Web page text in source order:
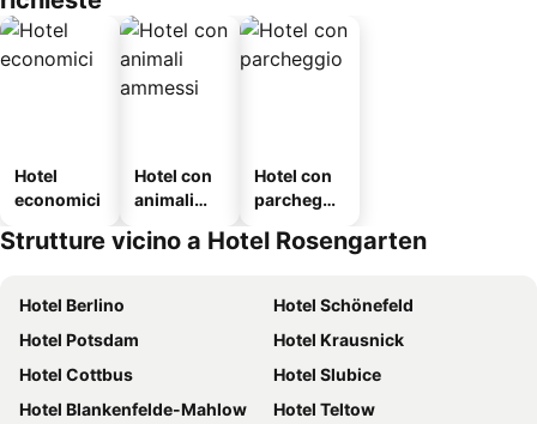
Hotel
economici
Hotel con
animali
Hotel con
parcheggi
Strutture vicino a Hotel Rosengarten
Hotel Berlino
Hotel Schönefeld
Hotel Potsdam
Hotel Krausnick
Hotel Cottbus
Hotel Slubice
Hotel Blankenfelde-Mahlow
Hotel Teltow